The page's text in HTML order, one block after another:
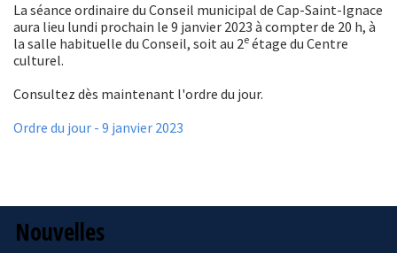
La séance ordinaire du Conseil municipal de Cap-Saint-Ignace
aura lieu lundi prochain le 9 janvier 2023 à compter de 20 h, à
la salle habituelle du Conseil, soit au 2e étage du Centre
culturel.
Consultez dès maintenant l'ordre du jour.
Ordre du jour - 9 janvier 2023
Nouvelles